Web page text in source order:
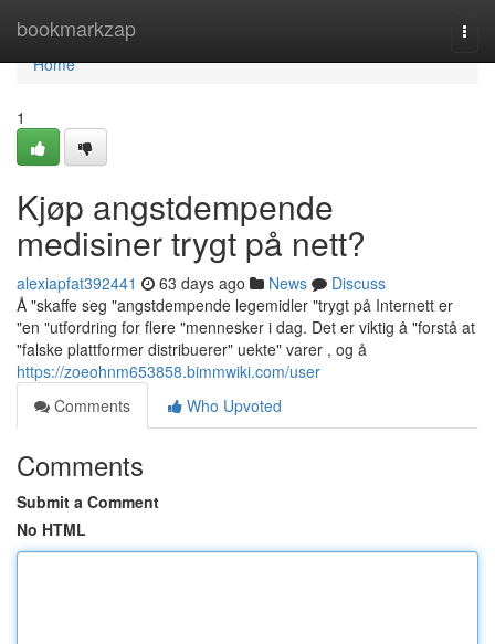
bookmarkzap
Home
Home
1
Kjøp angstdempende
medisiner trygt på nett?
alexiapfat392441 63 days ago News
Discuss
Å "skaffe seg "angstdempende legemidler "trygt på Internett er
"en "utfordring for flere "mennesker i dag. Det er viktig å "forstå at
"falske plattformer distribuerer" uekte" varer , og å
https://zoeohnm653858.bimmwiki.com/user
Comments
Who Upvoted
Comments
Submit a Comment
No HTML